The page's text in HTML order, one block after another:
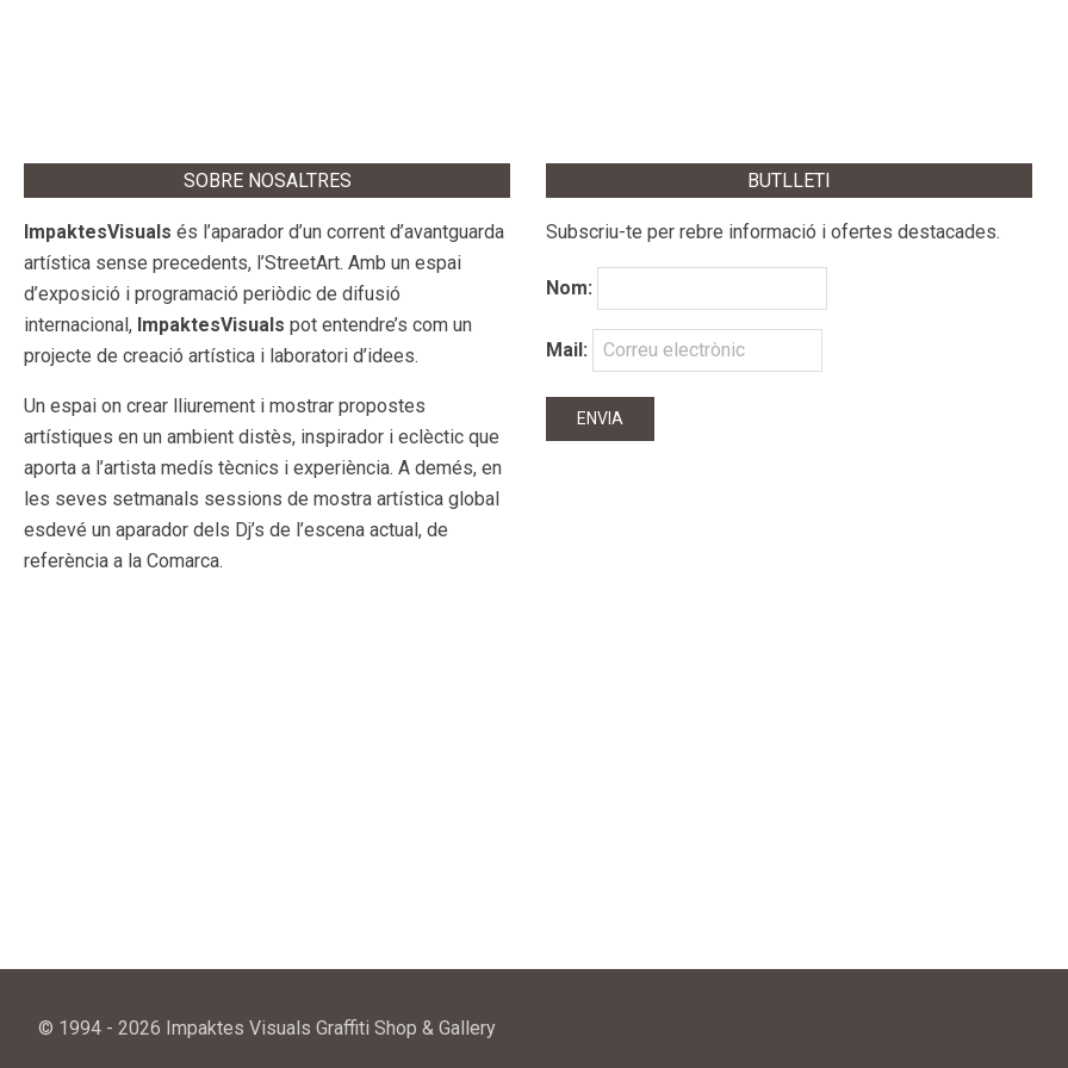
SOBRE NOSALTRES
ImpaktesVisuals és l’aparador d’un corrent d’avantguarda
artística sense precedents, l’StreetArt. Amb un espai
d’exposició i programació periòdic de difusió
internacional, ImpaktesVisuals pot entendre’s com un
projecte de creació artística i laboratori d’idees.
Un espai on crear lliurement i mostrar propostes
artístiques en un ambient distès, inspirador i eclèctic que
aporta a l’artista medís tècnics i experiència. A demés, en
les seves setmanals sessions de mostra artística global
esdevé un aparador dels Dj’s de l’escena actual, de
referència a la Comarca.
BUTLLETI
Subscriu-te per rebre informació i ofertes destacades.
Nom:
Mail:
© 1994 - 2026 Impaktes Visuals Graffiti Shop & Gallery